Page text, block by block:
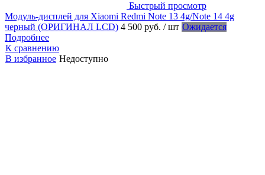
Быстрый просмотр
Модуль-дисплей для Xiaomi Redmi Note 13 4g/Note 14 4g
черный (ОРИГИНАЛ LCD) 4 500 руб. / шт Ожидается
Подробнее
К сравнению
В избранное Недоступно